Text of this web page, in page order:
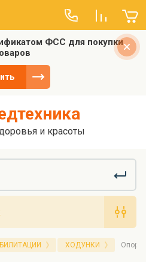
ФСС для покупки
и красоты
ХОДУНКИ Опоры-